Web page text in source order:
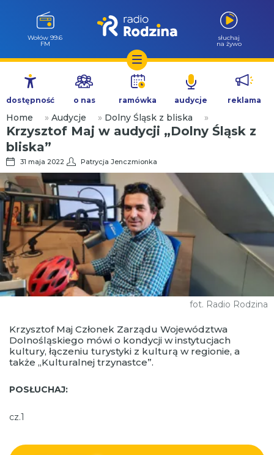
Przejdź
treści
Milicz 88.5
FM
słuchaj
na żywo
dostępność o nas ramówka audycje reklama
Home » Audycje » Dolny Śląsk z bliska »
Krzysztof Maj w audycji „Dolny Śląsk z
bliska”
31 maja 2022 Patrycja Jenczmionka
fot. Radio Rodzina
Krzysztof Maj Członek Zarządu Województwa
Dolnośląskiego mówi o kondycji w instytucjach
kultury, łączeniu turystyki z kulturą w regionie, a
także „Kulturalnej trzynastce”.
POSŁUCHAJ:
cz.1